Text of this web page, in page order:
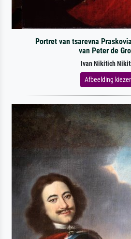
Portret van tsarevna
van Peter de
Ivan Nikitich
Afbeelding